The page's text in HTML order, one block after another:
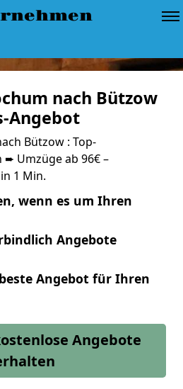
nach Bützow
Angebot
Bützow : Top-
Umzüge ab 96€ –
1 Min.
wenn es um Ihren
Angebote
Angebot für Ihren
Angebote